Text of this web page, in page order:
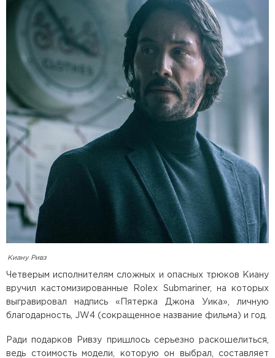
Киану Ривз
Четверым исполнителям сложных и опасных трюков Киану
вручил кастомизированные Rolex Submariner, на которых
выгравировал надпись «Пятерка Джона Уика», личную
благодарность, JW4 (сокращенное название фильма) и год.
Ради подарков Ривзу пришлось серьезно раскошелиться,
ведь стоимость модели, которую он выбрал, составляет